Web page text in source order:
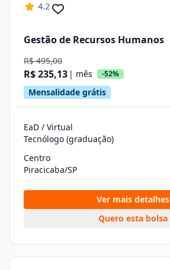
4.2
Gestão de Recursos Humanos
R$ 495,00
R$ 235,13 | mês -52%
Mensalidade grátis
EaD / Virtual
Tecnólogo (graduação)
Centro
Piracicaba/SP
Ver mais detalhes
Quero esta bolsa